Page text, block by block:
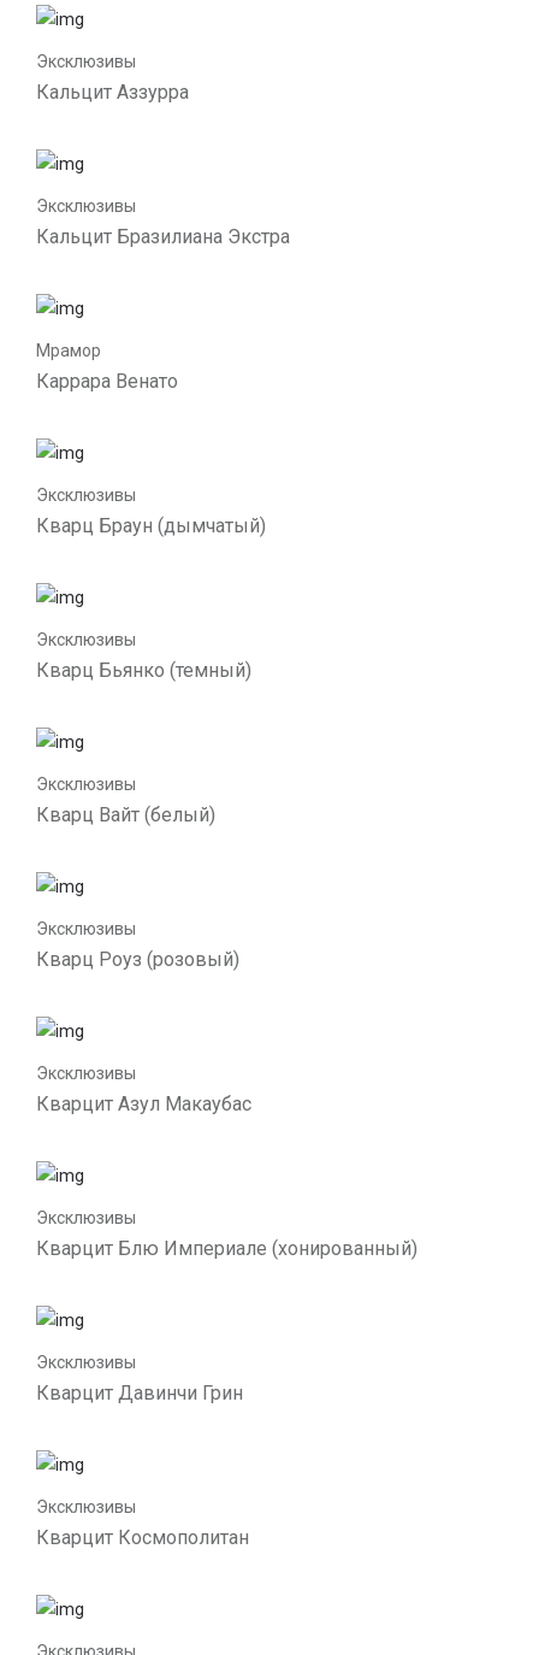
Эксклюзивы
Кальцит Аззурра
Эксклюзивы
Кальцит Бразилиана Экстра
Мрамор
Каррара Венато
Эксклюзивы
Кварц Браун (дымчатый)
Эксклюзивы
Кварц Бьянко (темный)
Эксклюзивы
Кварц Вайт (белый)
Эксклюзивы
Кварц Роуз (розовый)
Эксклюзивы
Кварцит Азул Макаубас
Эксклюзивы
Кварцит Блю Империале (хонированный)
Эксклюзивы
Кварцит Давинчи Грин
Эксклюзивы
Кварцит Космополитан